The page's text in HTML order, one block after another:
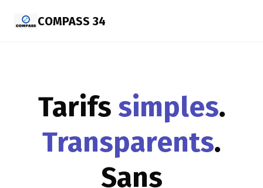
COMPASS 34
Tarifs simples.
Transparents.
Sans